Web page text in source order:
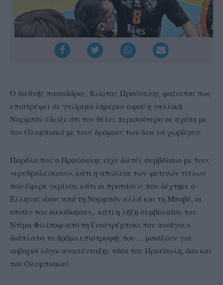
Ο διεθνής πασαδόρος, Κώστας Προύσαλης φαίνεται πως
επιστρέφει σε γνώριμα λημέρια αφού η γαλλική
Ναρμπόν έδειξε ότι τον θέλει περισσότερο σε σχέση με
τον Ολυμπιακό με τους δρόμους των δυο να χωρίζουν.
Παρόλο που ο Προύσαλης είχε διετές συμβόλαιο με τους
«ερυθρόλευκους», κάτι η απώλεια των φετινών τίτλων
που έφερε γκρίνια, κάτι οι προτάσεις που δέχτηκε ο
Έλληνας άσος από τη Ναρμπόν αλλά και τη Μποβέ, οι
οποίες τον διεκδίκησαν, κάτι η λήξη συμβολαίου του
Ντίμα Φιλίποφ από τη Γιαστρέμπσκι που ανοίγουν
διάπλατα το δρόμο επιστροφής του… μοιάζουν για
σοβαροί λόγοι ανασύνταξης τόσο του Προύσαλη, όσο και
του Ολυμπιακού.